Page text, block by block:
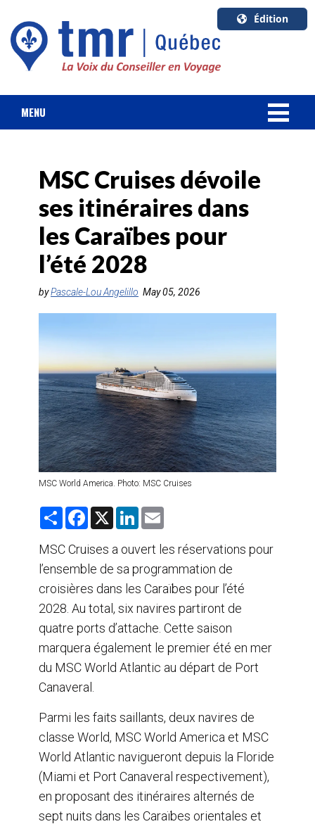
Édition
U.S.A.
English
Canada
Français
MENU
FORFAIT VACANCES
CROISIÈRES
HOTELS & RESORTS
DESTINATIONS
AGENTS DE VOYAGE
FORMATION & RESSOURCES
MSC Cruises dévoile
ses itinéraires dans
les Caraïbes pour
l’été 2028
byPascale-Lou Angelillo May 05, 2026
MSC World America. Photo: MSC Cruises
S
r
e
F
e
b
o
k
X
L
k
e
d
n
i
l
MSC Cruises a ouvert les réservations pour
l’ensemble de sa programmation de
croisières dans les Caraïbes pour l’été
2028. Au total, six navires partiront de
quatre ports d’attache. Cette saison
marquera également le premier été en mer
du MSC World Atlantic au départ de Port
Canaveral.
Parmi les faits saillants, deux navires de
classe World, MSC World America et MSC
World Atlantic navigueront depuis la Floride
(Miami et Port Canaveral respectivement),
en proposant des itinéraires alternés de
sept nuits dans les Caraïbes orientales et